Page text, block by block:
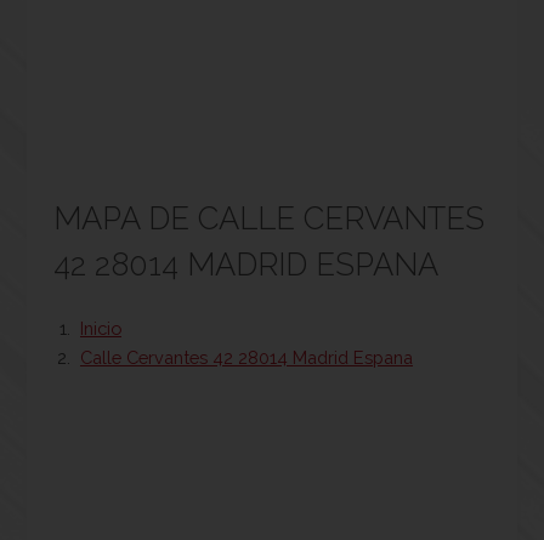
MAPA DE CALLE CERVANTES
42 28014 MADRID ESPANA
Inicio
Calle Cervantes 42 28014 Madrid Espana